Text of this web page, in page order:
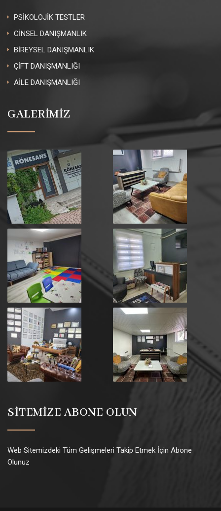
PSİKOLOJİK TESTLER
CİNSEL DANIŞMANLIK
BİREYSEL DANIŞMANLIK
ÇİFT DANIŞMANLIĞI
AİLE DANIŞMANLIĞI
GALERİMİZ
SİTEMİZE ABONE OLUN
Web Sitemizdeki Tüm Gelişmeleri Takip Etmek İçin Abone
Olunuz